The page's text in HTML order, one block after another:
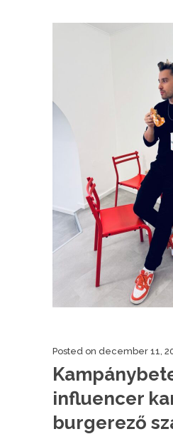
Posted on december 11,
influencer
burgerező